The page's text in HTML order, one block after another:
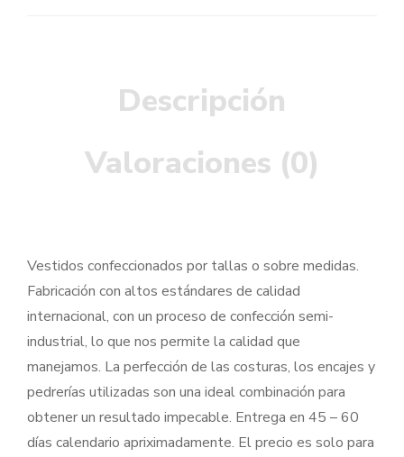
Descripción
Valoraciones (0)
Vestidos confeccionados por tallas o sobre medidas.
Fabricación con altos estándares de calidad
internacional, con un proceso de confección semi-
industrial, lo que nos permite la calidad que
manejamos. La perfección de las costuras, los encajes y
pedrerías utilizadas son una ideal combinación para
obtener un resultado impecable. Entrega en 45 – 60
días calendario apriximadamente. El precio es solo para